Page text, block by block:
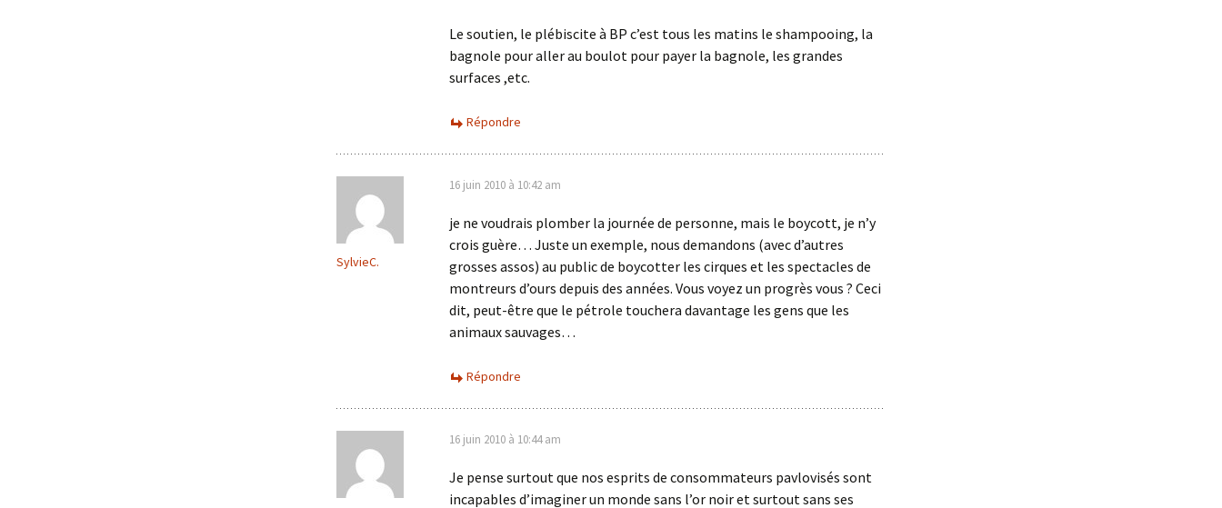
Le soutien, le plébiscite à BP c’est tous les matins le shampooing, la
bagnole pour aller au boulot pour payer la bagnole, les grandes
surfaces ,etc.
Répondre
SylvieC.
16 juin 2010 à 10:42 am
je ne voudrais plomber la journée de personne, mais le boycott, je n’y
crois guère… Juste un exemple, nous demandons (avec d’autres
grosses assos) au public de boycotter les cirques et les spectacles de
montreurs d’ours depuis des années. Vous voyez un progrès vous ? Ceci
dit, peut-être que le pétrole touchera davantage les gens que les
animaux sauvages…
Répondre
16 juin 2010 à 10:44 am
Je pense surtout que nos esprits de consommateurs pavlovisés sont
incapables d’imaginer un monde sans l’or noir et surtout sans ses